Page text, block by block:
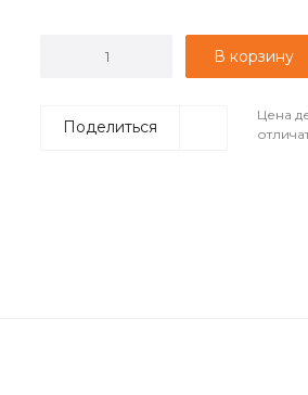
В корзину
Поделиться
Цена